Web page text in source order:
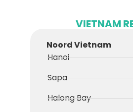
VIETNAM
Noord Vietnam
Hanoi
Sapa
Halong Bay